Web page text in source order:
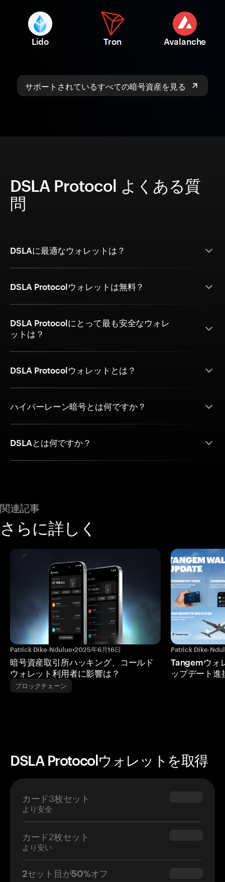
Lido Tron Avalanche
サポートされているすべての暗号資産を見る
DSLA Protocol よくある質
問
DSLAに最適なウォレットは？
DSLA Protocolウォレットは無料？
DSLA Protocolにとって最も安全なウォレ
ットは？
DSLA Protocolウォレットとは？
ハイパーレーン暗号とは何ですか？
DSLAとは何ですか？
関連記事
さらに詳しく
Patrick Dike-Ndulue•2025年6月16日
暗号資産取引所ハッキング、コールド
ウォレット利用者に影響は？
ブロックチェーン
Patrick Dike-
Tangemウォ
ップデート進
DSLA Protocolウォレットを取得
カード3枚セット
より安全
$69.90
カード2枚セット
より安い
$54.90
2セット目が50%オフ $34.95